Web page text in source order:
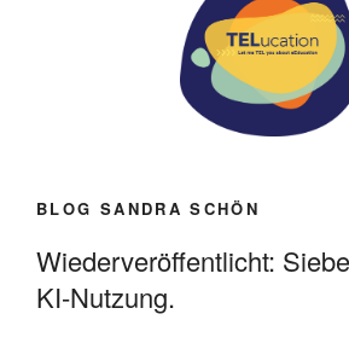
BLOG SANDRA SCHÖN
Wiederveröffentlicht:
KI-Nutzung.